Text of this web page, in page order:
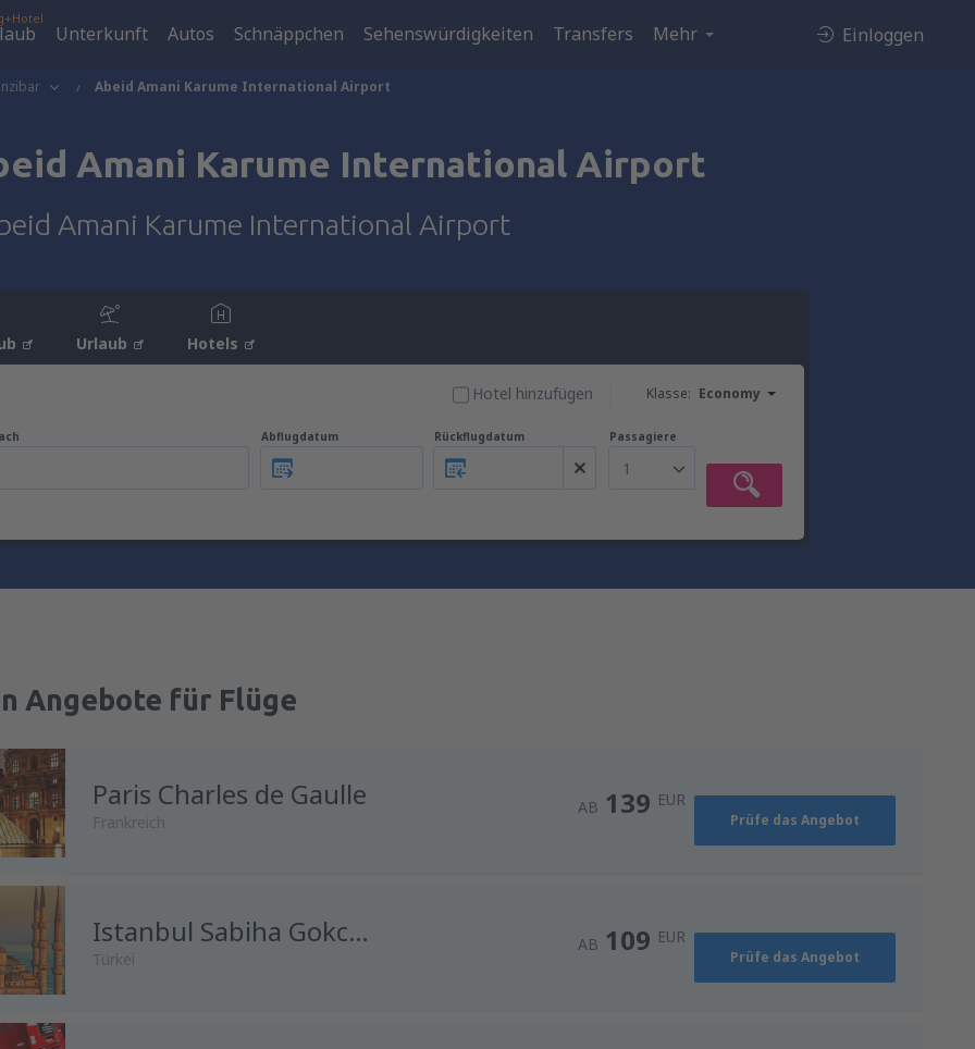
Unterkunft Autos Schnäppchen Sehenswürdigkeiten Transfers Mehr Einloggen
Abeid Amani Karume International Airport
Amani Karume International Airport
Amani Karume International Airport
Urlaub Hotels
Klasse: Economy
Hotel hinzufügen
Abflugdatum Rückflugdatum Passagiere
1
Angebote für Flüge
Paris Charles de Gaulle
Frankreich
AB 139 EUR
Prüfe das Angebot
Istanbul Sabiha Gokcen
Türkei
AB 109 EUR
Prüfe das Angebot